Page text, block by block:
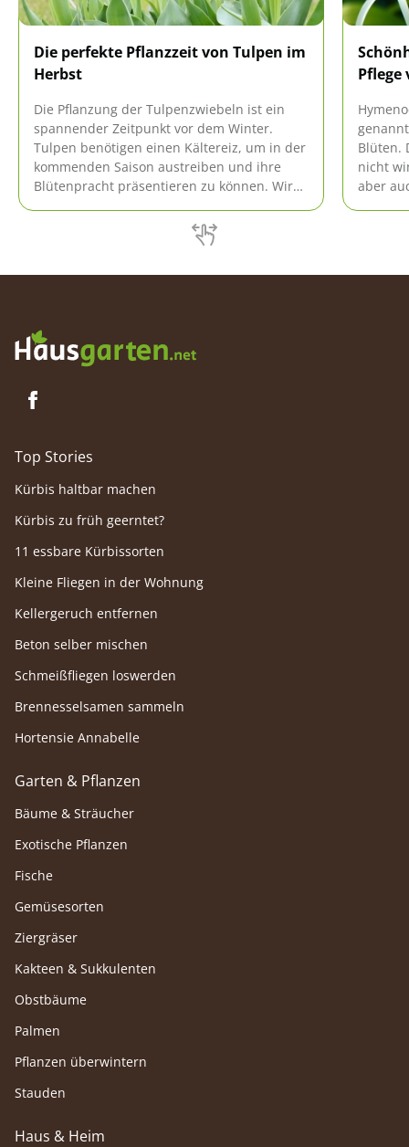
Die perfekte Pflanzzeit von Tulpen im
Herbst
Die Pflanzung der Tulpenzwiebeln ist ein
spannender Zeitpunkt vor dem Winter.
Tulpen benötigen einen Kältereiz, um in der
kommenden Saison austreiben und ihre
Blütenpracht präsentieren zu können. Wird
Pflege
Blüten.
nicht
aber
Top Stories
Kürbis haltbar machen
Kürbis zu früh geerntet?
11 essbare Kürbissorten
Kleine Fliegen in der Wohnung
Kellergeruch entfernen
Beton selber mischen
Schmeißfliegen loswerden
Brennesselsamen sammeln
Hortensie Annabelle
Garten & Pflanzen
Bäume & Sträucher
Exotische Pflanzen
Fische
Gemüsesorten
Ziergräser
Kakteen & Sukkulenten
Obstbäume
Palmen
Pflanzen überwintern
Stauden
Haus & Heim